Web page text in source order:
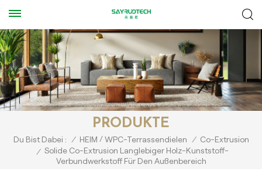
PRODUKTE
Du Bist Dabei : / HEIM / WPC-Terrassendielen / Co-Extrusion
/ Solide Co-Extrusion Langlebiger Holz-Kunststoff-
Verbundwerkstoff Für Den Außenbereich